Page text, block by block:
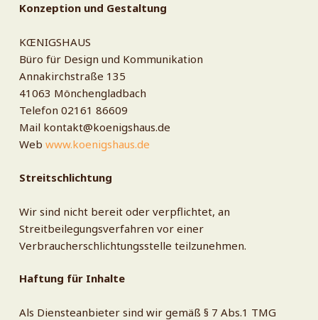
Konzeption und Gestaltung
KŒNIGSHAUS
Büro für Design und Kommunikation
Annakirchstraße 135
41063 Mönchengladbach
Telefon 02161 86609
Mail kontakt@koenigshaus.de
Webwww.koenigshaus.de
Streitschlichtung
Wir sind nicht bereit oder verpflichtet, an
Streitbeilegungsverfahren vor einer
Verbraucherschlichtungsstelle teilzunehmen.
Haftung für Inhalte
Als Diensteanbieter sind wir gemäß § 7 Abs.1 TMG